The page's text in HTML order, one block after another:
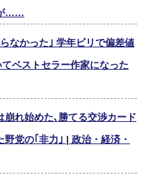
……
なかった｣ 学年ビリで偏差値
ベストセラー作家になった
れ始めた､勝てる交渉カード
党の｢非力｣ | 政治・経済・